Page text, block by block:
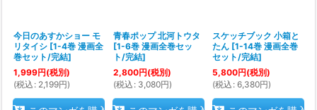
今日のあすかショー モ
リタイシ [1-4巻 漫画全
巻セット/完結]
1,999円(税別)
(税込 : 2,199円)
青春ポップ 北河トウタ
[1-6巻 漫画全巻セッ
ト/完結]
2,800円(税別)
(税込 : 3,080円)
スケッチブック 小箱と
たん [1-14巻 漫画全巻
セット/完結]
5,800円(税別)
(税込 : 6,380円)